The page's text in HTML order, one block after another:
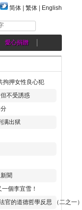
简体 繁体 English
愛心捐贈
拘押女性良心犯
不受誘惑
满出狱
聞
個李宜雪！
的道德哲學反思 （二之一）